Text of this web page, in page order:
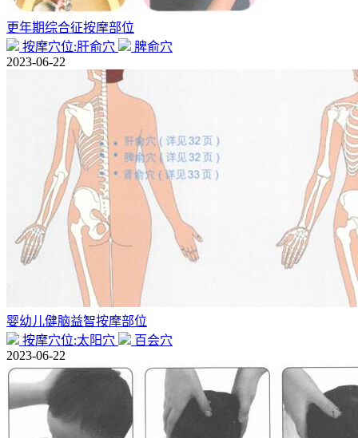
更年期综合征按摩部位
按摩穴位:肝俞穴
脾俞穴
2023-06-22
婴幼儿健脑益智按摩部位
按摩穴位:太阳穴
百会穴
2023-06-22